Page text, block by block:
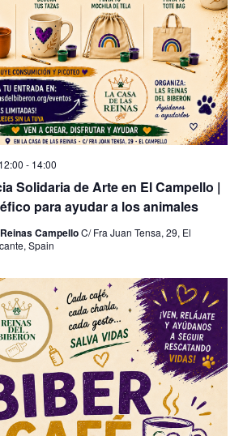
Solidaria de Arte en El Campello |
para ayudar a los animales
- 14:00
CampelloC/ Fra Juan Tensa, 29, El
Spain